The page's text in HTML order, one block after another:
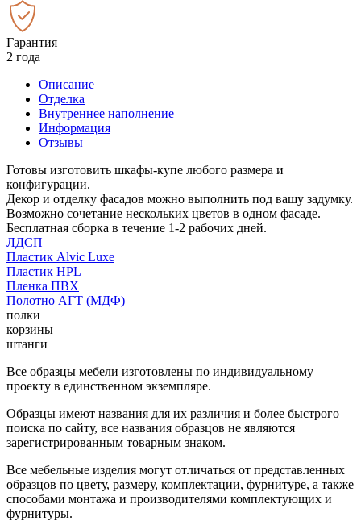
Гарантия
2 года
Описание
Отделка
Внутреннее наполнение
Информация
Отзывы
Готовы изготовить шкафы-купе любого размера и
конфигурации.
Декор и отделку фасадов можно выполнить под вашу задумку.
Возможно сочетание нескольких цветов в одном фасаде.
Бесплатная сборка в течение 1-2 рабочих дней.
ЛДСП
Пластик Alvic Luxe
Пластик HPL
Пленка ПВХ
Полотно АГТ (МДФ)
полки
корзины
штанги
Все образцы мебели изготовлены по индивидуальному
проекту в единственном экземпляре.
Образцы имеют названия для их различия и более быстрого
поиска по сайту, все названия образцов не являются
зарегистрированным товарным знаком.
Все мебельные изделия могут отличаться от представленных
образцов по цвету, размеру, комплектации, фурнитуре, а также
способами монтажа и производителями комплектующих и
фурнитуры.